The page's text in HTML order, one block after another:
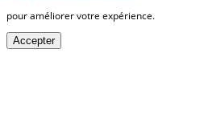
pour améliorer votre expérience.
Accepter